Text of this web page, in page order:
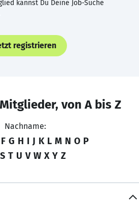
kannst Du Deine Job-Suche
registrieren
von A bis Z
Nachname:
F G H I J K L M N O P
S T U V W X Y Z